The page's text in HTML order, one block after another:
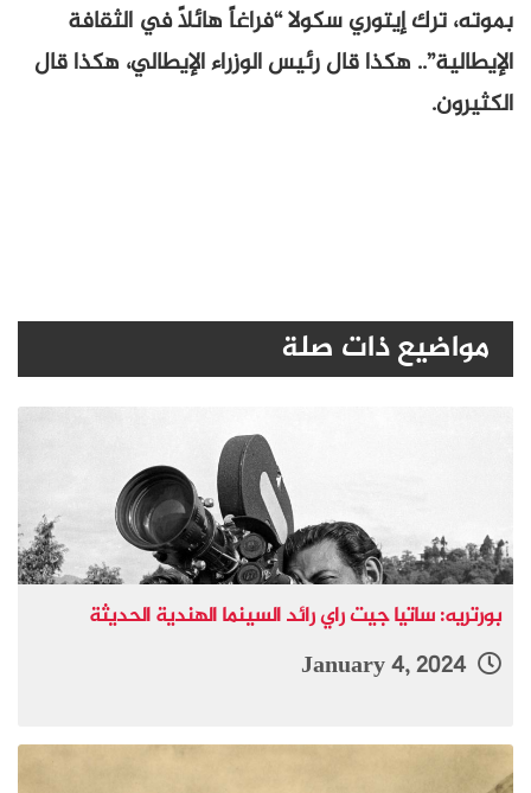
بموته، ترك إيتوري سكولا “فراغاً هائلاً في الثقافة
الإيطالية”.. هكذا قال رئيس الوزراء الإيطالي، هكذا قال
الكثيرون.
مواضيع ذات صلة
بورتريه: ساتيا جيت راي رائد السينما الهندية الحديثة